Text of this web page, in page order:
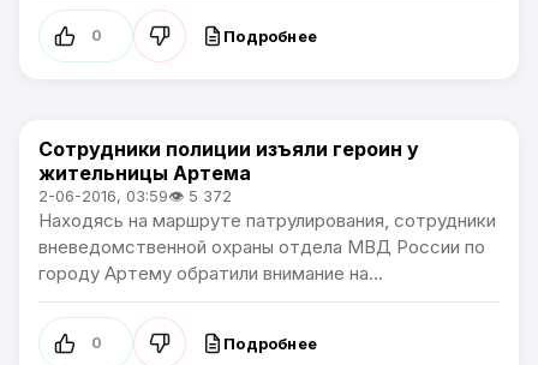
0 Подробнее
Происшествия
Сотрудники полиции изъяли героин у
жительницы Артема
2-06-2016, 03:59👁 5 372
Находясь на маршруте патрулирования, сотрудники
вневедомственной охраны отдела МВД России по
городу Артему обратили внимание на...
0 Подробнее